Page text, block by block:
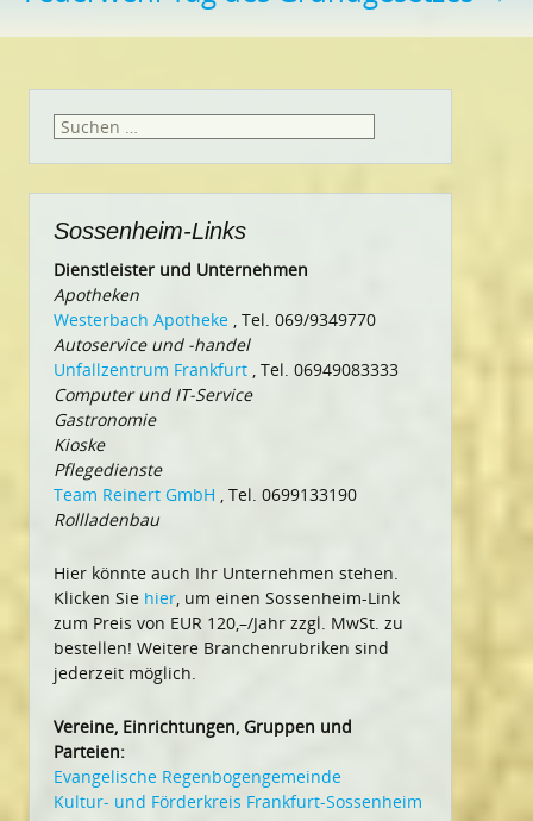
Suchen
Sossenheim-Links
Dienstleister und Unternehmen
Apotheken
Westerbach Apotheke , Tel. 069/9349770
Autoservice und -handel
Unfallzentrum Frankfurt , Tel. 06949083333
Computer und IT-Service
Gastronomie
Kioske
Pflegedienste
Team Reinert GmbH , Tel. 0699133190
Rollladenbau
Hier könnte auch Ihr Unternehmen stehen.
Klicken Sie hier, um einen Sossenheim-Link
zum Preis von EUR 120,–/Jahr zzgl. MwSt. zu
bestellen! Weitere Branchenrubriken sind
jederzeit möglich.
Vereine, Einrichtungen, Gruppen und
Parteien:
Evangelische Regenbogengemeinde
Kultur- und Förderkreis Frankfurt-Sossenheim